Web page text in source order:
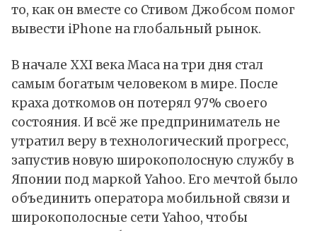
то, как он вместе со Стивом Джобсом помог
вывести iPhone на глобальный рынок.
В начале XXI века Маса на три дня стал
самым богатым человеком в мире. После
краха доткомов он потерял 97% своего
состояния. И всё же предприниматель не
утратил веру в технологический прогресс,
запустив новую широкополосную службу в
Японии под маркой Yahoo. Его мечтой было
объединить оператора мобильной связи и
широкополосные сети Yahoo, чтобы